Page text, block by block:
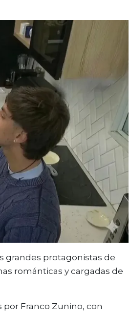
grandes protagonistas de
románticas y cargadas de
Franco Zunino, con